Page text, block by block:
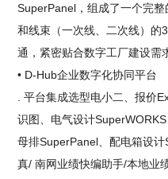
SuperPanel，组成了一个完
和线束（一次线、二次线）
通，紧密贴合数字工厂建设需
• D-Hub企业数字化协同平台
. 平台集成选型电小二、报价
识图、电气设计
母排SuperPanel、配电箱设
真/ 南网业绩快编助手/本地业